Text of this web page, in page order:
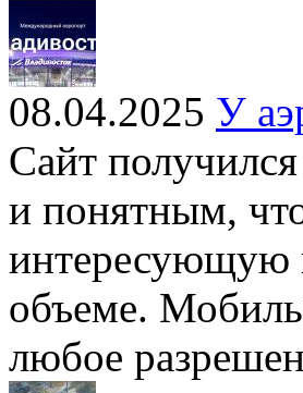
08.04.2025 У
Сайт
и понятным,
интересующую
объеме.
любое